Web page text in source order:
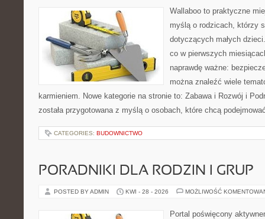
Wallaboo to praktyczne
myślą o rodzicach, którzy
dotyczących małych
co w pierwszych
naprawdę ważne:
można znaleźć wiele
karmieniem. Nowe kategorie na stronie to: Zabawa i Rozwój i
została przygotowana z myślą o osobach, które chcą
CATEGORIES: BUDOWNICTWO
PORADNIKI DLA RODZIN I GRUP
POSTED BY ADMIN KWI - 28 - 2026 MOŻLIWOŚĆ
Portal poświęcony